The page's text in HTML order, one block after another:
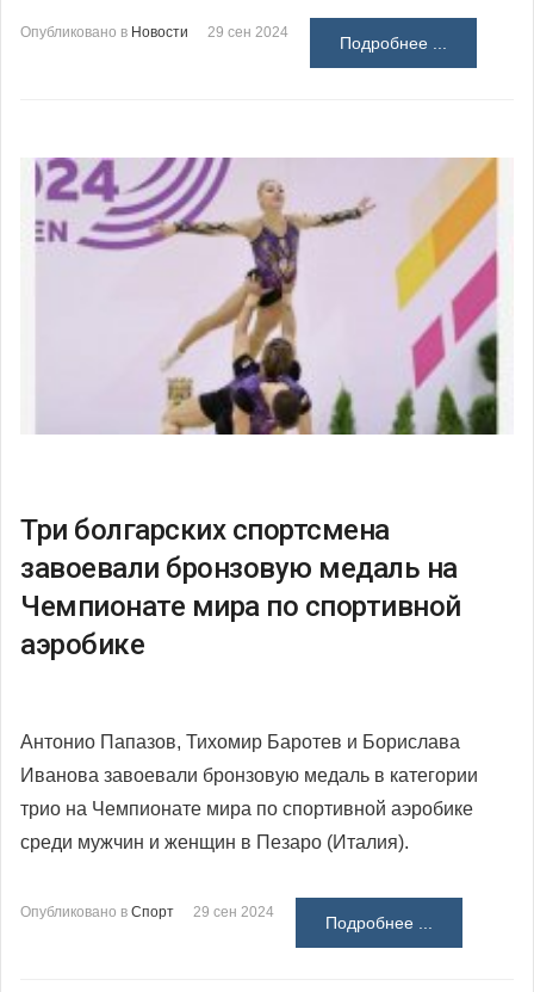
Опубликовано в Новости 29 сен 2024
Подробнее ...
Три болгарских спортсмена
завоевали бронзовую медаль на
Чемпионате мира по спортивной
аэробике
Антонио Папазов, Тихомир Баротев и Борислава
Иванова завоевали бронзовую медаль в категории
трио на Чемпионате мира по спортивной аэробике
среди мужчин и женщин в Пезаро (Италия).
Опубликовано в Спорт 29 сен 2024
Подробнее ...